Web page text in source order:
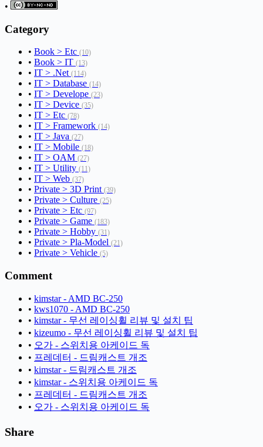
•
Category
• Book > Etc (10)
• Book > IT (13)
• IT > .Net (114)
• IT > Database (14)
• IT > Develope (23)
• IT > Device (35)
• IT > Etc (78)
• IT > Framework (14)
• IT > Java (27)
• IT > Mobile (18)
• IT > OAM (27)
• IT > Utility (11)
• IT > Web (37)
• Private > 3D Print (39)
• Private > Culture (25)
• Private > Etc (97)
• Private > Game (183)
• Private > Hobby (31)
• Private > Pla-Model (21)
• Private > Vehicle (5)
Comment
• kimstar - AMD BC-250
• kws1070 - AMD BC-250
• kimstar - 무선 레이싱휠 리뷰 및 설치 팁
• kizeumo - 무선 레이싱휠 리뷰 및 설치 팁
• 오가 - 스위치용 아케이드 독
• 프레데터 - 드림캐스트 개조
• kimstar - 드림캐스트 개조
• kimstar - 스위치용 아케이드 독
• 프레데터 - 드림캐스트 개조
• 오가 - 스위치용 아케이드 독
Share